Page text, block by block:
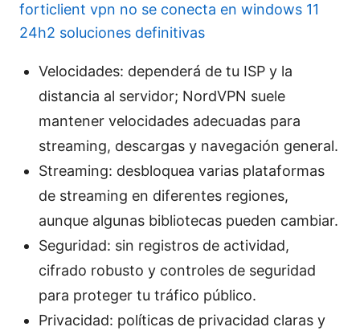
forticlient vpn no se conecta en windows 11
24h2 soluciones definitivas
Velocidades: dependerá de tu ISP y la
distancia al servidor; NordVPN suele
mantener velocidades adecuadas para
streaming, descargas y navegación general.
Streaming: desbloquea varias plataformas
de streaming en diferentes regiones,
aunque algunas bibliotecas pueden cambiar.
Seguridad: sin registros de actividad,
cifrado robusto y controles de seguridad
para proteger tu tráfico público.
Privacidad: políticas de privacidad claras y